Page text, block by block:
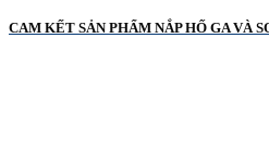
CAM KẾT SẢN PHẨM NẮP HỐ GA VÀ